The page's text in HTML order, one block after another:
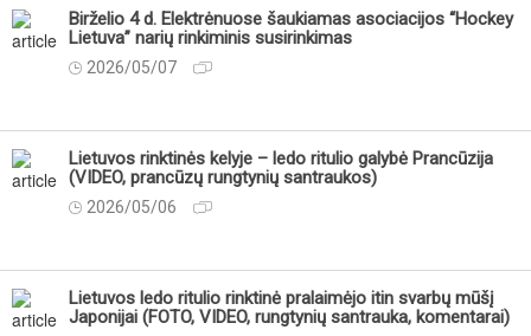
Birželio 4 d. Elektrėnuose šaukiamas asociacijos “Hockey
Lietuva” narių rinkiminis susirinkimas
2026/05/07
Lietuvos rinktinės kelyje – ledo ritulio galybė Prancūzija
(VIDEO, prancūzų rungtynių santraukos)
2026/05/06
Lietuvos ledo ritulio rinktinė pralaimėjo itin svarbų mūšį
Japonijai (FOTO, VIDEO, rungtynių santrauka, komentarai)